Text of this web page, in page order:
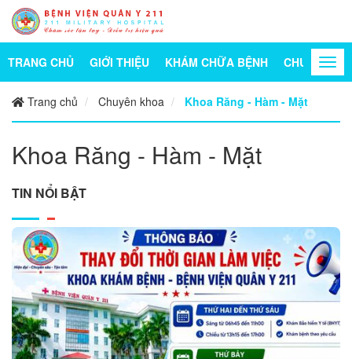
TRANG CHỦ GIỚI THIỆU KHÁM CHỮA BỆNH CHUYÊN
Trang chủ
Chuyên khoa Khoa Răng - Hàm - Mặt
Khoa Răng - Hàm - Mặt
TIN NỔI BẬT